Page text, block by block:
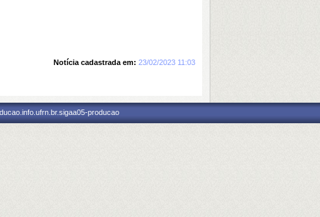
Notícia cadastrada em: 23/02/2023 11:03
producao